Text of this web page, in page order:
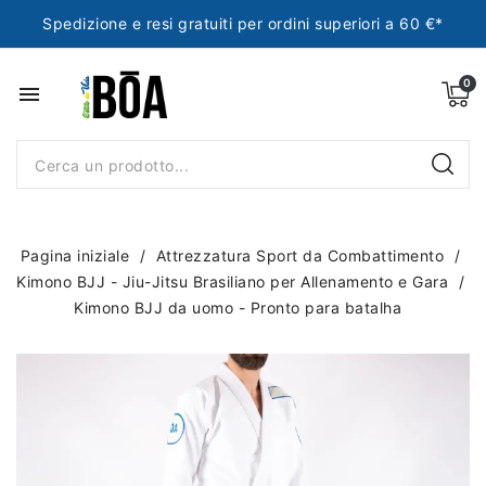
Spedizione e resi gratuiti per ordini superiori a 60 €*
menu
Pagina iniziale
Attrezzatura Sport da Combattimento
Kimono BJJ - Jiu-Jitsu Brasiliano per Allenamento e Gara
Kimono BJJ da uomo - Pronto para batalha